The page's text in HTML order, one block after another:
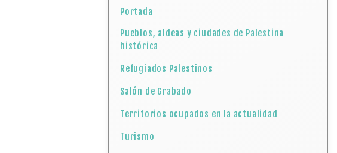
Portada
Pueblos, aldeas y ciudades de Palestina
histórica
Refugiados Palestinos
Salón de Grabado
Territorios ocupados en la actualidad
Turismo